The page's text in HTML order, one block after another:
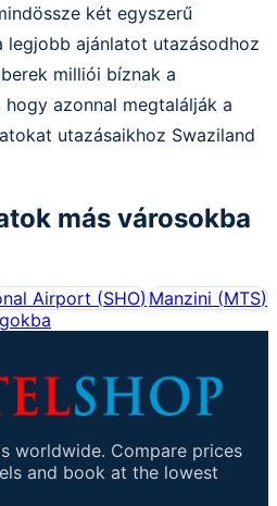
két egyszerű
legjobb ajánlatot utazásodhoz
milliói bíznak a
azonnal megtalálják a
utazásaikhoz Swaziland
más városokba
Airport (SHO)Manzini (MTS)
worldwide. Compare prices
and book at the lowest